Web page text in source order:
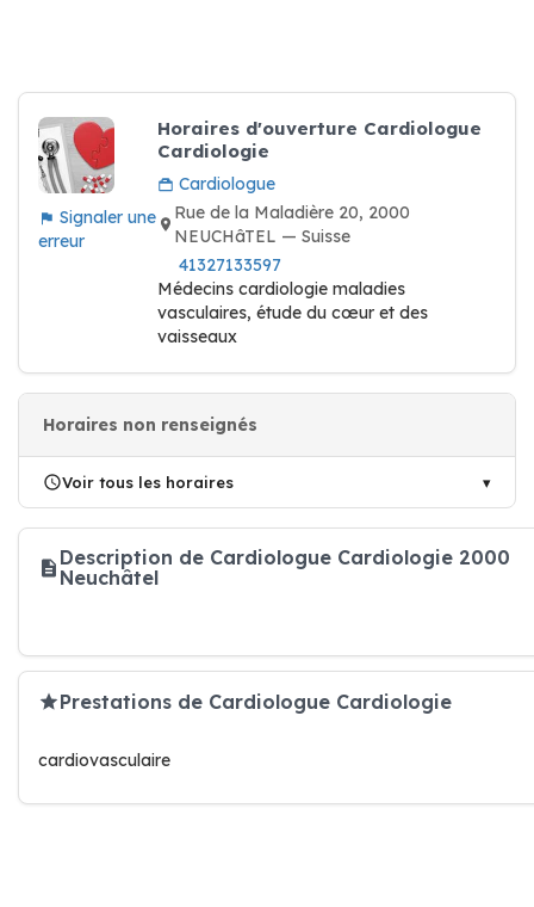
Signaler une
erreur
Horaires d'ouverture Cardiologue
Cardiologie
Cardiologue
Rue de la Maladière 20, 2000
NEUCHâTEL — Suisse
41327133597
Médecins cardiologie maladies
vasculaires, étude du cœur et des
vaisseaux
Horaires non renseignés
Voir tous les horaires
Description de Cardiologue Cardiologie 2000
Neuchâtel
Prestations de Cardiologue Cardiologie
cardiovasculaire